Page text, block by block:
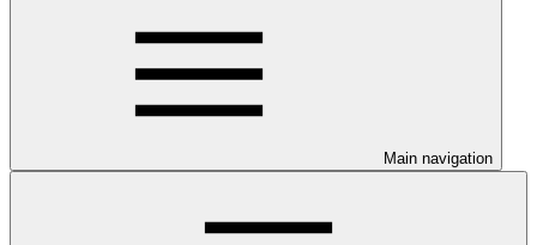
Main navigation